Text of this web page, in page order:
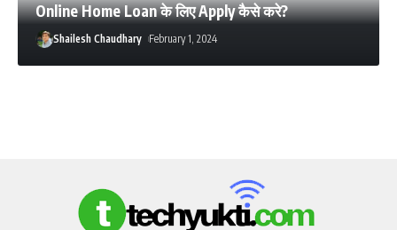
Online Home Loan के लिए Apply कैसे करे?
Shailesh Chaudhary February 1, 2024